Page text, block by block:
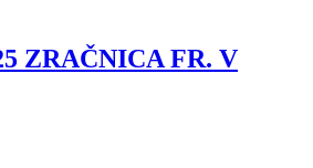
ZRAČNICA FR. V